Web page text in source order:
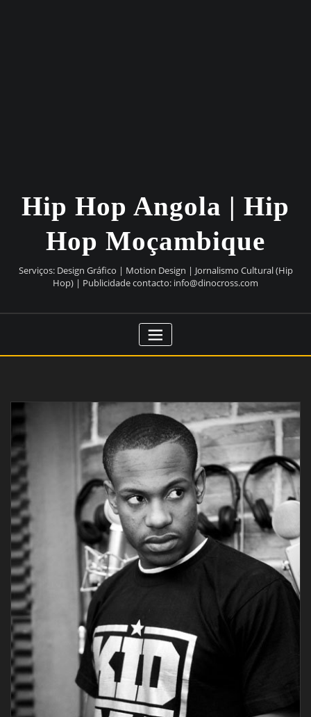
Hip Hop Angola | Hip
Hop Moçambique
Serviços: Design Gráfico | Motion Design | Jornalismo Cultural (Hip
Hop) | Publicidade contacto: info@dinocross.com